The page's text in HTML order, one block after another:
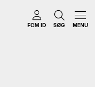
FCM ID SØG MENU